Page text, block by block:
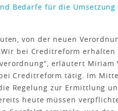
Bedarfe für die Umsetzung
von der neuen
bei Creditreform erhalten
erläutert Miriam
Creditreform tätig. Im
Regelung zur Ermittlung
heute müssen